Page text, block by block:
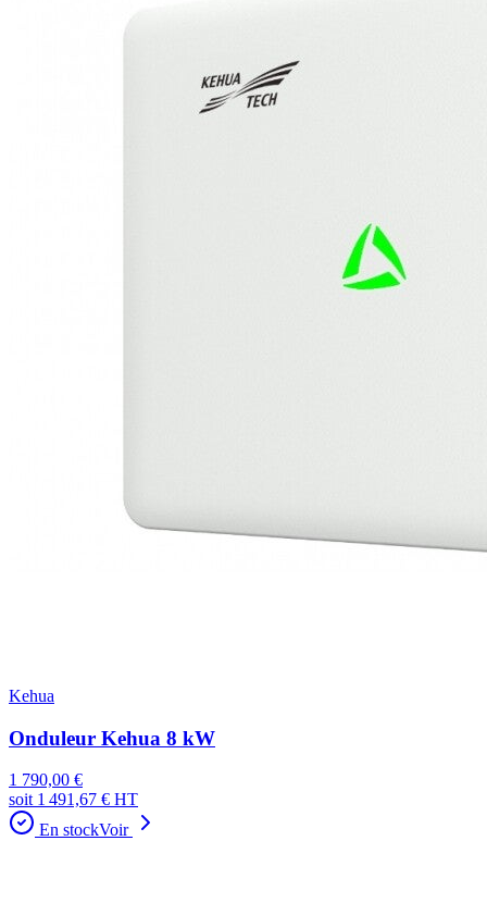
Kehua
Onduleur Kehua 8 kW
1 790,00 €
soit 1 491,67 € HT
En stockVoir